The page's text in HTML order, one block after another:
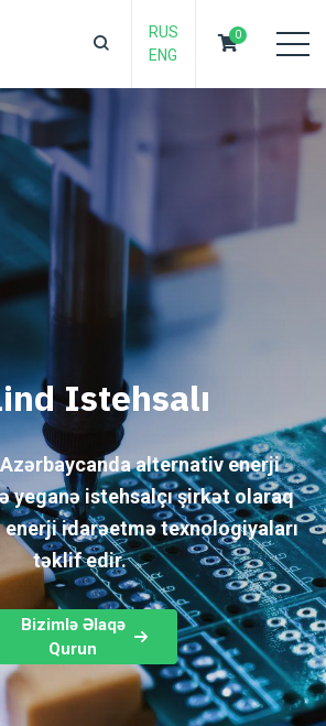
RUS
ENG
0
Istehsalı
alternativ enerji
yeganə istehsalçı şirkət olaraq
enerji idarəetmə texnologiyaları
təklif edir.
Bizimlə Əlaqə
Qurun